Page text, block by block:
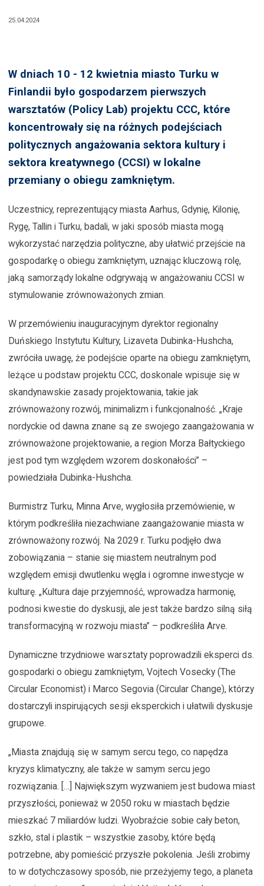
25.04.2024
W dniach 10 - 12 kwietnia miasto Turku w
Finlandii było gospodarzem pierwszych
warsztatów (Policy Lab) projektu CCC, które
koncentrowały się na różnych podejściach
politycznych angażowania sektora kultury i
sektora kreatywnego (CCSI) w lokalne
przemiany o obiegu zamkniętym.
Uczestnicy, reprezentujący miasta Aarhus, Gdynię, Kilonię,
Rygę, Tallin i Turku, badali, w jaki sposób miasta mogą
wykorzystać narzędzia polityczne, aby ułatwić przejście na
gospodarkę o obiegu zamkniętym, uznając kluczową rolę,
jaką samorządy lokalne odgrywają w angażowaniu CCSI w
stymulowanie zrównoważonych zmian.
W przemówieniu inauguracyjnym dyrektor regionalny
Duńskiego Instytutu Kultury, Lizaveta Dubinka-Hushcha,
zwróciła uwagę, że podejście oparte na obiegu zamkniętym,
leżące u podstaw projektu CCC, doskonale wpisuje się w
skandynawskie zasady projektowania, takie jak
zrównoważony rozwój, minimalizm i funkcjonalność. „Kraje
nordyckie od dawna znane są ze swojego zaangażowania w
zrównoważone projektowanie, a region Morza Bałtyckiego
jest pod tym względem wzorem doskonałości” –
powiedziała Dubinka-Hushcha.
Burmistrz Turku, Minna Arve, wygłosiła przemówienie, w
którym podkreśliła niezachwiane zaangażowanie miasta w
zrównoważony rozwój. Na 2029 r. Turku podjęło dwa
zobowiązania – stanie się miastem neutralnym pod
względem emisji dwutlenku węgla i ogromne inwestycje w
kulturę. „Kultura daje przyjemność, wprowadza harmonię,
podnosi kwestie do dyskusji, ale jest także bardzo silną siłą
transformacyjną w rozwoju miasta” – podkreśliła Arve.
Dynamiczne trzydniowe warsztaty poprowadzili eksperci ds.
gospodarki o obiegu zamkniętym, Vojtech Vosecky (The
Circular Economist) i Marco Segovia (Circular Change), którzy
dostarczyli inspirujących sesji eksperckich i ułatwili dyskusje
grupowe.
„Miasta znajdują się w samym sercu tego, co napędza
kryzys klimatyczny, ale także w samym sercu jego
rozwiązania. […] Największym wyzwaniem jest budowa miast
przyszłości, ponieważ w 2050 roku w miastach będzie
mieszkać 7 miliardów ludzi. Wyobraźcie sobie cały beton,
szkło, stal i plastik – wszystkie zasoby, które będą
potrzebne, aby pomieścić przyszłe pokolenia. Jeśli zrobimy
to w dotychczasowy sposób, nie przeżyjemy tego, a planeta